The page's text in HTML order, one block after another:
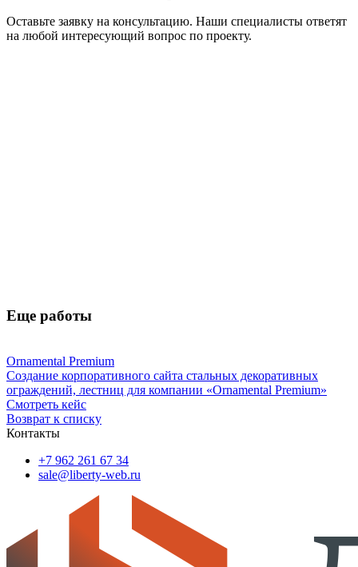
Оставьте заявку на консультацию. Наши специалисты ответят
на любой интересующий вопрос по проекту.
Еще работы
Ornamental Premium
Создание корпоративного сайта стальных декоративных
ограждений, лестниц для компании «Ornamental Premium»
Смотреть кейс
Возврат к списку
Контакты
+7 962 261 67 34
sale@liberty-web.ru